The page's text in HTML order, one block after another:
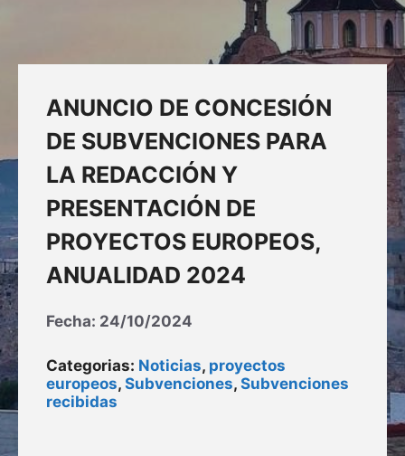
ANUNCIO DE CONCESIÓN
DE SUBVENCIONES PARA
LA REDACCIÓN Y
PRESENTACIÓN DE
PROYECTOS EUROPEOS,
ANUALIDAD 2024
Fecha: 24/10/2024
Categorias: Noticias, proyectos
europeos, Subvenciones, Subvenciones
recibidas